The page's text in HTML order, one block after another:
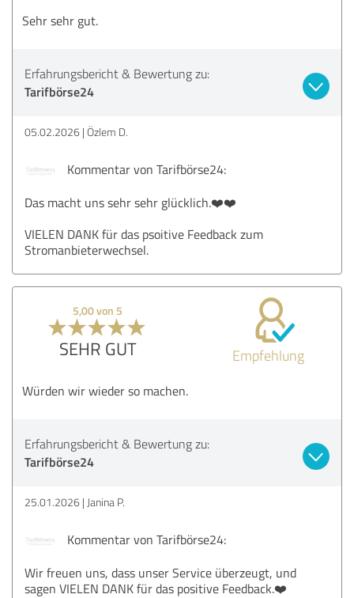
Sehr sehr gut.
Erfahrungsbericht & Bewertung zu:
Tarifbörse24
05.02.2026 Özlem D.
Kommentar von Tarifbörse24:
Das macht uns sehr sehr glücklich.❤️❤️
VIELEN DANK für das psoitive Feedback zum
Stromanbieterwechsel.
5,00 von 5
SEHR GUT Empfehlung
Würden wir wieder so machen.
Erfahrungsbericht & Bewertung zu:
Tarifbörse24
25.01.2026 Janina P.
Kommentar von Tarifbörse24:
Wir freuen uns, dass unser Service überzeugt, und
sagen VIELEN DANK für das positive Feedback.❤️